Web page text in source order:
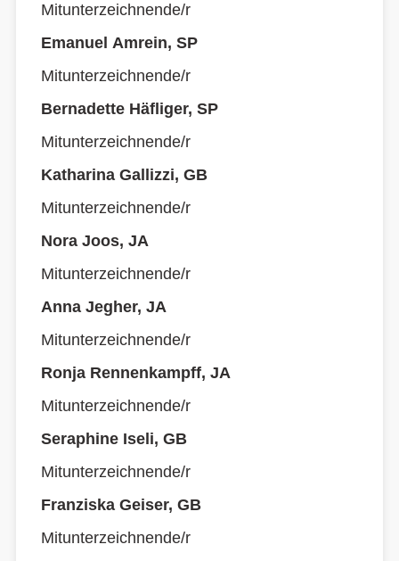
Mitunterzeichnende/r
Emanuel Amrein, SP
Mitunterzeichnende/r
Bernadette Häfliger, SP
Mitunterzeichnende/r
Katharina Gallizzi, GB
Mitunterzeichnende/r
Nora Joos, JA
Mitunterzeichnende/r
Anna Jegher, JA
Mitunterzeichnende/r
Ronja Rennenkampff, JA
Mitunterzeichnende/r
Seraphine Iseli, GB
Mitunterzeichnende/r
Franziska Geiser, GB
Mitunterzeichnende/r